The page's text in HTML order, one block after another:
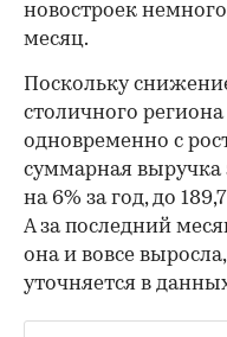
новостроек
месяц.
Поскольку
столичного
одновременно с
суммарная выручка
на 6% за год, до
А за последний
она и вовсе
уточняется в